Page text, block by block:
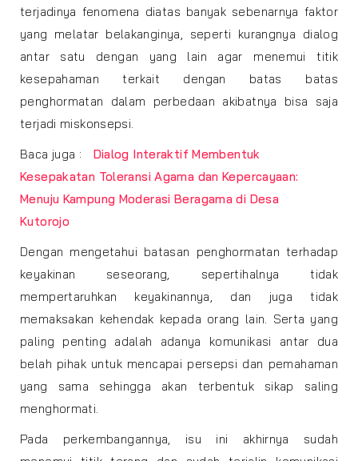
terjadinya fenomena diatas banyak sebenarnya faktor
yang melatar belakanginya, seperti kurangnya dialog
antar satu dengan yang lain agar menemui titik
kesepahaman terkait dengan batas batas
penghormatan dalam perbedaan akibatnya bisa saja
terjadi miskonsepsi.
Baca juga :
Dialog Interaktif Membentuk
Kesepakatan Toleransi Agama dan Kepercayaan:
Menuju Kampung Moderasi Beragama di Desa
Kutorojo
Dengan mengetahui batasan penghormatan terhadap
keyakinan seseorang, sepertihalnya tidak
mempertaruhkan keyakinannya, dan juga tidak
memaksakan kehendak kepada orang lain. Serta yang
paling penting adalah adanya komunikasi antar dua
belah pihak untuk mencapai persepsi dan pemahaman
yang sama sehingga akan terbentuk sikap saling
menghormati.
Pada perkembangannya, isu ini akhirnya sudah